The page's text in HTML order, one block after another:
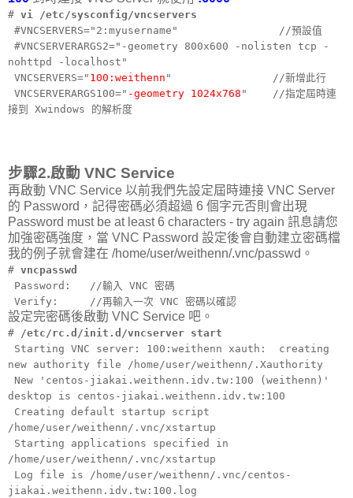
# vi /etc/sysconfig/vncservers
#VNCSERVERS="2:myusername" //預設值
#VNCSERVERARGS2="-geometry 800x600 -nolisten tcp -
nohttpd -localhost"
VNCSERVERS=" 100:weithenn " //新增此行
VNCSERVERARGS100=" -geometry 1024x768 " //指定屆時連
接到 Xwindows 的解析度
步驟2.啟動 VNC Service
再啟動 VNC Service 以前我們先設定屆時連接 VNC Server
的 Password，記得密碼必須超過 6 個字元否則會出現
Password must be at least 6 characters - try again 訊息請您
加強密碼強度，當 VNC Password 設定後會自動建立密碼檔
我的例子就會建在 /home/user/weithenn/.vnc/passwd。
# vncpasswd
Password: //輸入 VNC 密碼
Verify: //再輸入一次 VNC 密碼以確認
設定完密碼後啟動 VNC Service 吧。
# /etc/rc.d/init.d/vncserver start
Starting VNC server: 100:weithenn xauth: creating
new authority file /home/user/weithenn/.Xauthority
New 'centos-jiakai.weithenn.idv.tw:100 (weithenn)'
desktop is centos-jiakai.weithenn.idv.tw:100
Creating default startup script
/home/user/weithenn/.vnc/xstartup
Starting applications specified in
/home/user/weithenn/.vnc/xstartup
Log file is /home/user/weithenn/.vnc/centos-
jiakai.weithenn.idv.tw:100.log